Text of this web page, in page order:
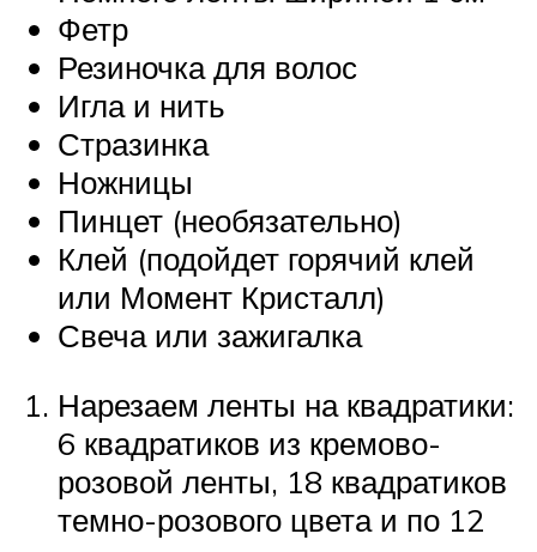
Фетр
Резиночка для волос
Игла и нить
Стразинка
Ножницы
Пинцет (необязательно)
Клей (подойдет горячий клей
или Момент Кристалл)
Свеча или зажигалка
Нарезаем ленты на квадратики:
6 квадратиков из кремово-
розовой ленты, 18 квадратиков
темно-розового цвета и по 12